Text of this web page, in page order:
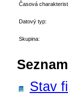
Časová
Datový typ:
Skupina:
Stav